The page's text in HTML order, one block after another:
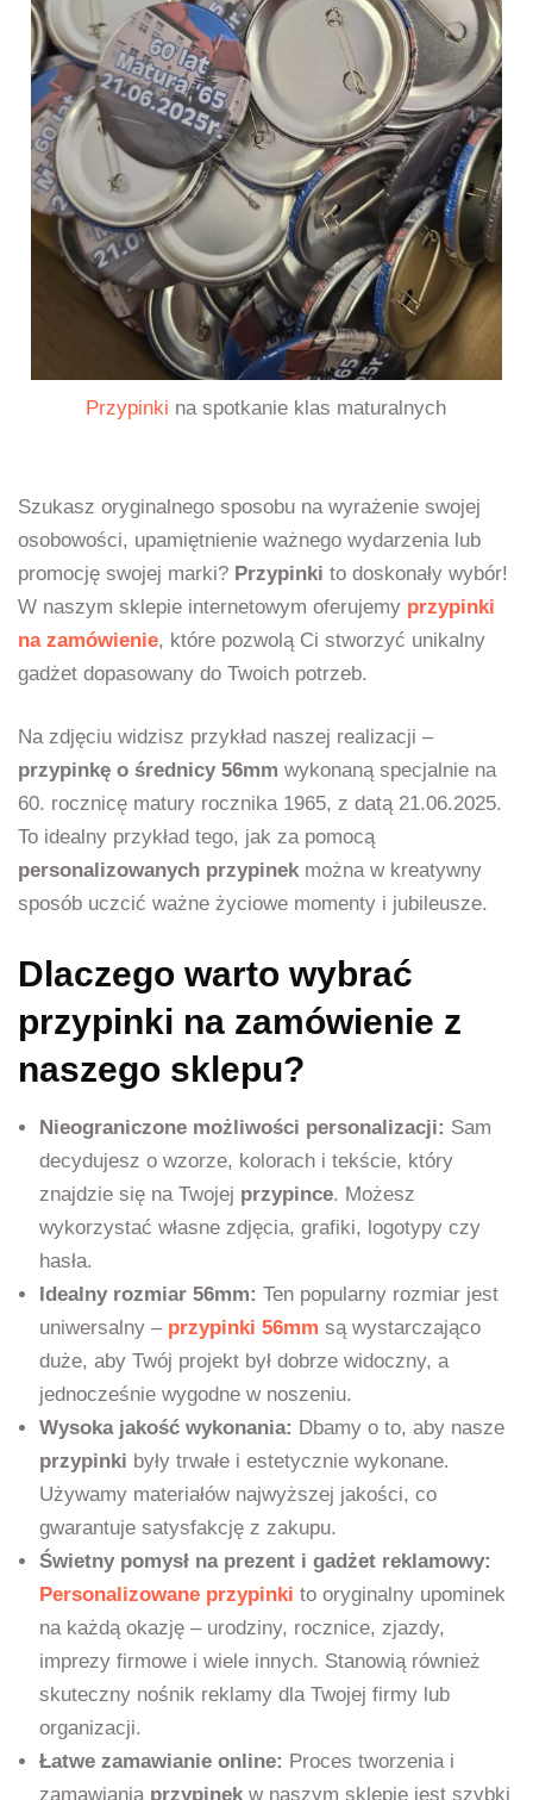
Przypinki na spotkanie klas maturalnych
Szukasz oryginalnego sposobu na wyrażenie swojej
osobowości, upamiętnienie ważnego wydarzenia lub
promocję swojej marki? Przypinki to doskonały wybór!
W naszym sklepie internetowym oferujemy przypinki
na zamówienie, które pozwolą Ci stworzyć unikalny
gadżet dopasowany do Twoich potrzeb.
Na zdjęciu widzisz przykład naszej realizacji –
przypinkę o średnicy 56mm wykonaną specjalnie na
60. rocznicę matury rocznika 1965, z datą 21.06.2025.
To idealny przykład tego, jak za pomocą
personalizowanych przypinekmożna w kreatywny
sposób uczcić ważne życiowe momenty i jubileusze.
Dlaczego warto wybrać
przypinki na zamówienie z
naszego sklepu?
Nieograniczone możliwości personalizacji: Sam
decydujesz o wzorze, kolorach i tekście, który
znajdzie się na Twojej przypince. Możesz
wykorzystać własne zdjęcia, grafiki, logotypy czy
hasła.
Idealny rozmiar 56mm: Ten popularny rozmiar jest
uniwersalny – przypinki 56mm są wystarczająco
duże, aby Twój projekt był dobrze widoczny, a
jednocześnie wygodne w noszeniu.
Wysoka jakość wykonania: Dbamy o to, aby nasze
przypinki były trwałe i estetycznie wykonane.
Używamy materiałów najwyższej jakości, co
gwarantuje satysfakcję z zakupu.
Świetny pomysł na prezent i gadżet reklamowy:
Personalizowane przypinki to oryginalny upominek
na każdą okazję – urodziny, rocznice, zjazdy,
imprezy firmowe i wiele innych. Stanowią również
skuteczny nośnik reklamy dla Twojej firmy lub
organizacji.
Łatwe zamawianie online: Proces tworzenia i
zamawiania przypinek w naszym sklepie jest szybki